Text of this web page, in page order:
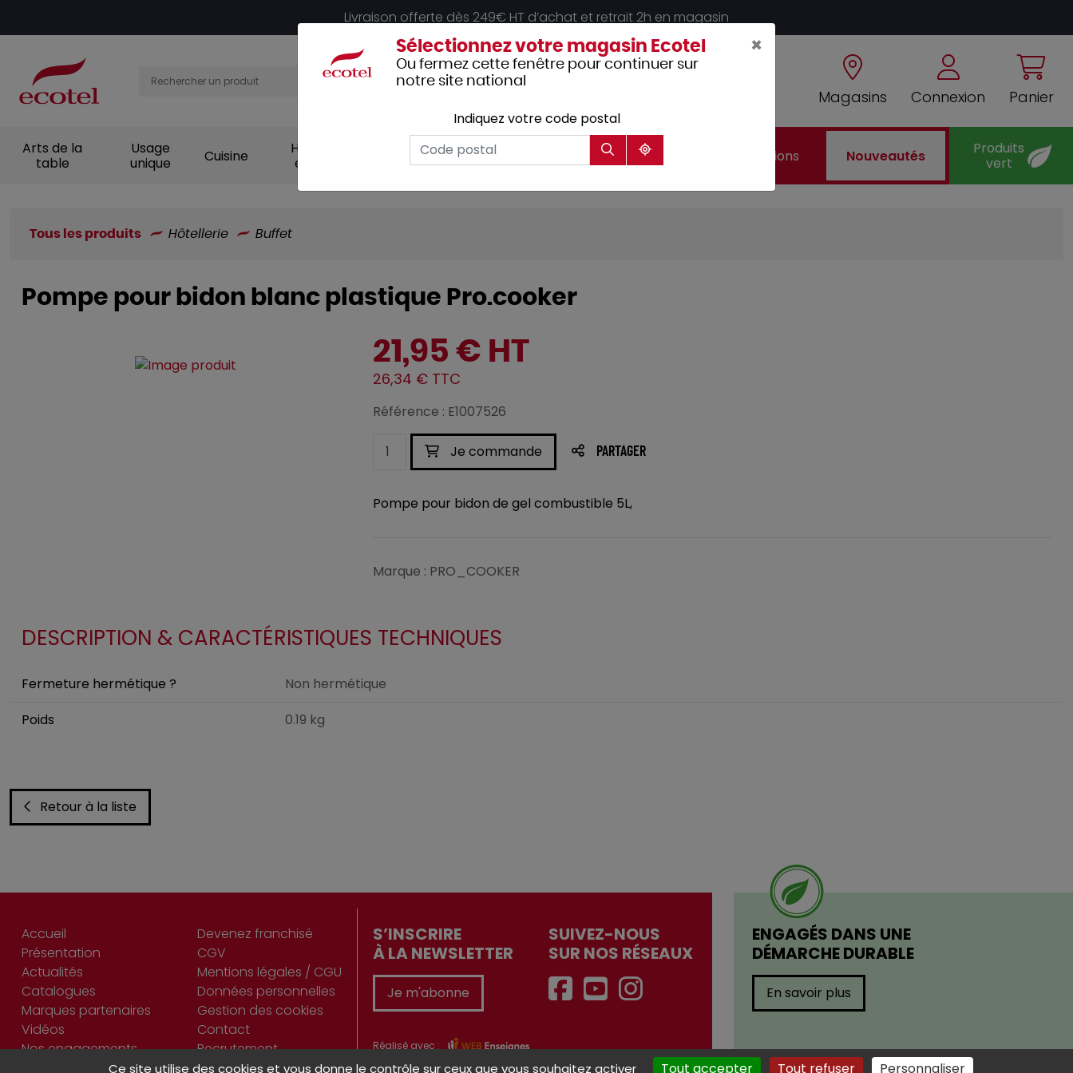
Livraison offerte dès 249€ HT d’achat et retrait 2h en magasin
Magasins Connexion Panier
Arts de la
table
Usage
unique
Cuisine
Hygiène et
entretien
Vêtements
professionnels
Hôtellerie Mobilier Promotions Nouveautés
Produits
vert
Tous les produits Hôtellerie Buffet
Pompe pour bidon blanc plastique Pro.cooker
21,95 € HT
26,34 € TTC
Référence : E1007526
Je commande PARTAGER
Pompe pour bidon de gel combustible 5L,
Marque : PRO_COOKER
DESCRIPTION & CARACTÉRISTIQUES TECHNIQUES
Fermeture hermétique ?
Non hermétique
Poids
0.19 kg
Retour à la liste
ENGAGÉS DANS UNE
DÉMARCHE DURABLE
En savoir plus
Accueil
Présentation
Actualités
Catalogues
Marques partenaires
Vidéos
Nos engagements
Devenez franchisé
CGV
Mentions légales / CGU
Données personnelles
Gestion des cookies
Contact
Recrutement
S’INSCRIRE
À LA NEWSLETTER
Je m'abonne
SUIVEZ-NOUS
SUR NOS RÉSEAUX
Réalisé avec :
×
Sélectionnez votre magasin Ecotel
Ou fermez cette fenêtre pour continuer sur
notre site national
Indiquez votre code postal
Ce site utilise des cookies et vous donne le contrôle sur ceux que vous souhaitez activer Tout accepter Tout refuser Personnaliser